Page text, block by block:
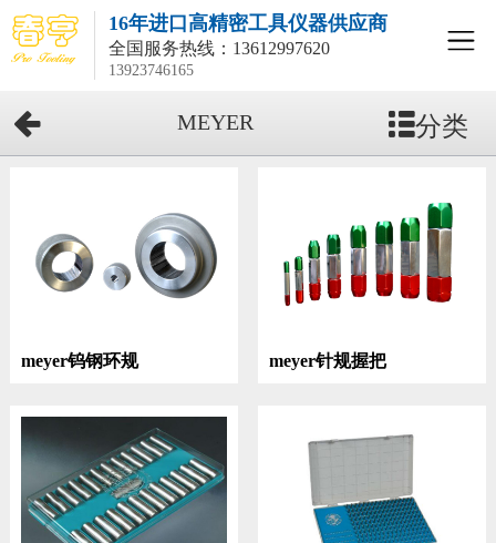
16年进口高精密工具仪器供应商
全国服务热线： 13612997620
13923746165
MEYER 分类
meyer钨钢环规 meyer针规握把